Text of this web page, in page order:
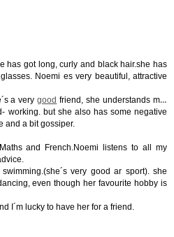
has got long, curly and black hair.she has
Noemi es very beautiful, attractive
a verygood friend, she understands me,
working. but she also has some negative
and a bit gossiper.
and French.Noemi listens to all my
very good ar sport). she
even though her favourite hobby is
I´m lucky to have her for a friend.